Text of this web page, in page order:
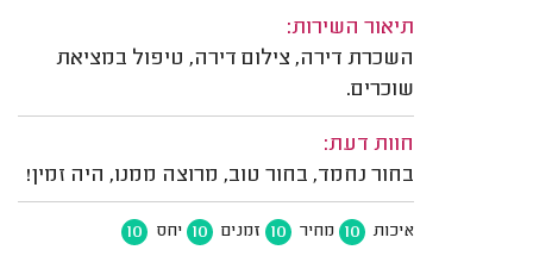
תיאור השירות:
השכרת דירה, צילום דירה, טיפול במציאת
שוכרים.
חוות דעת:
בחור נחמד, בחור טוב, מרוצה ממנו, היה זמין!
איכות 10 מחיר 10 זמנים 10 יחס 10